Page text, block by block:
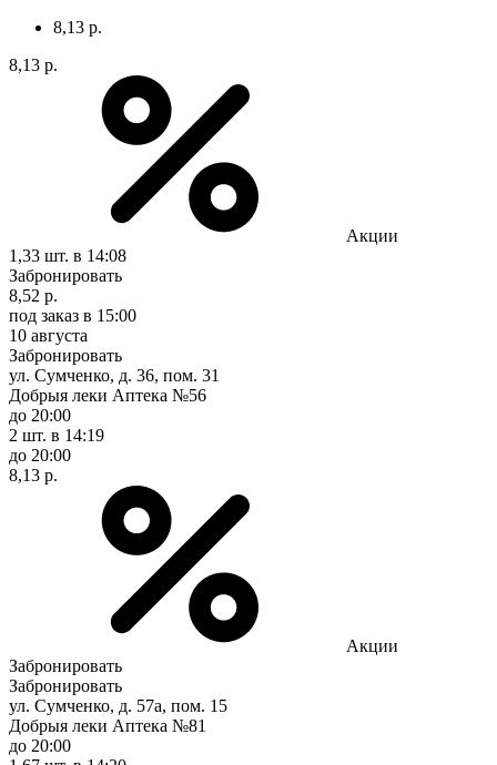
8,13 р.
8,13 р.
Акции
1,33 шт. в 14:08
Забронировать
8,52 р.
под заказ в 15:00
10 августа
Забронировать
ул. Сумченко, д. 36, пом. 31
Добрыя леки Аптека №56
до 20:00
2 шт. в 14:19
до 20:00
8,13 р.
Акции
Забронировать
Забронировать
ул. Сумченко, д. 57а, пом. 15
Добрыя леки Аптека №81
до 20:00